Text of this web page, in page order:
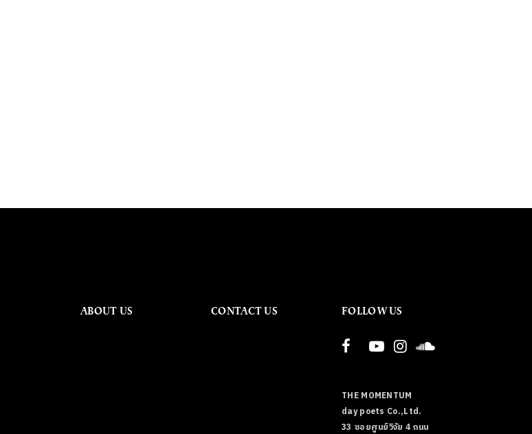
ABOUT US CONTACT US FOLLOW US
THE MOMENTUM
day poets Co.,Ltd.
33 ซอยศูนย์วิจัย 4 ถนน